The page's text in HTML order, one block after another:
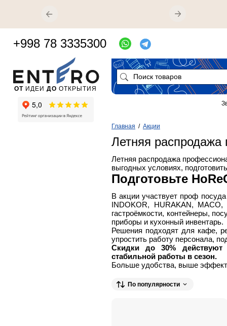
Главная / Акции
Летняя распродажа
Летняя распродажа
выгодных условиях,
Подготовьте
В акции участвует проф
INDOKOR, HURAKAN,
гастроёмкости, контейнеры,
приборы и кухонный инвентарь.
Решения подходят для кафе,
упростить работу персонала,
Скидки до 30%
стабильной работы в сезон.
Больше удобства, выше
По популярности
ОТ ИДЕИ ДО ОТКРЫТИЯ
+998 78 3335300